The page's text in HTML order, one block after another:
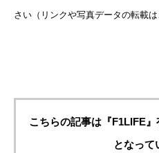
さい（リンクや写真データの転載は
こちらの記事は『F1LIFE
となって